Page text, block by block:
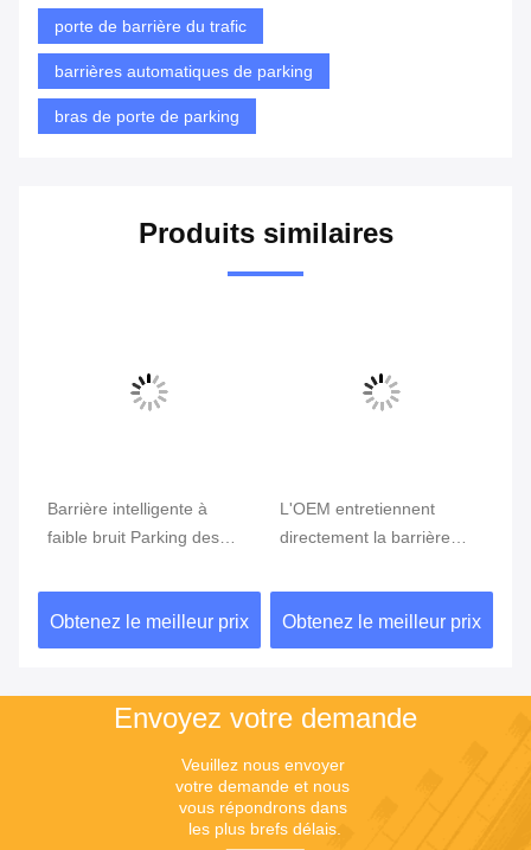
porte de barrière du trafic
barrières automatiques de parking
bras de porte de parking
Produits similaires
L'OEM entretiennent
directement la barrière
boom d'alliage d'aluminium
Obtenez le meilleur prix
Porte de barrière
intelligente de 24 V à
économique avec vitesse
réglable 2,5s-6s DZ-2212
Obtenez le meilleur prix
Envoyez votre demande
Veuillez nous envoyer
votre demande et nous
vous répondrons dans
les plus brefs délais.